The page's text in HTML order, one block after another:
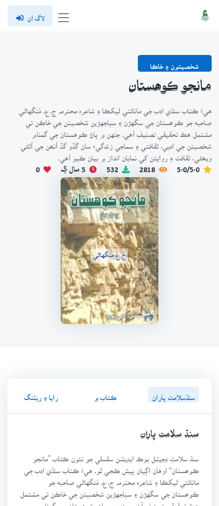
لاگ ان
شخصيتون ۽ خاڪا
مانجو ڪوھستان
هيءُ ڪتاب سنڌي ادب جي مانائتي ليکڪا ۽ شاعرہ محترمہ ج.ع. مُنگهاڻي
صاحبه جو ڪوهستان جي سگهڙن ۽ سٻاجهڙين شخصيتن جي خاڪن تي
مشتمل هڪ تحقيقي تصنيف آهي، جنهن ۾ پاڻ ڪوهستان جي گمنام
شخصيتن جي ادبي، ثقافتي ۽ سماجي زندگيءَ سان گڏو گڏ اُنھن جي اُٿڻي
ويھڻي، ثقافت ۽ روايتن کي نمايان انداز ۾ بيان ڪيو آهي.
5.0/5.0
2818
532 5 سال اڳ 0
سنڌسلامت پاران ڪتاب ۾ رايا ۽ ريٽنگ
سنڌ سلامت پاران
سنڌ سلامت ڊجيٽل بوڪ ايڊيشن سلسلي جو نئون ڪتاب ”مانجو
ڪوھستان“ اوهان اڳيان پيش ڪجي ٿو. هيءُ ڪتاب سنڌي ادب جي
مانائتي ليکڪا ۽ شاعرہ محترمہ ج.ع. مُنگهاڻي صاحبه جو
ڪوهستان جي سگهڙن ۽ سٻاجهڙين شخصيتن جي خاڪن تي مشتمل
هڪ تحقيقي تصنيف آهي، جنهن ۾ پاڻ ڪوهستان جي گمنام